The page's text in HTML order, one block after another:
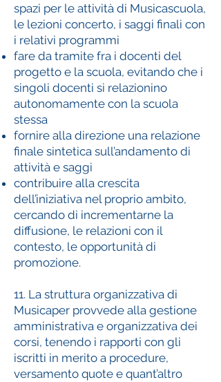
spazi per le attività di Musicascuola,
le lezioni concerto, i saggi finali con
i relativi programmi
fare da tramite fra i docenti del
progetto e la scuola, evitando che i
singoli docenti si relazionino
autonomamente con la scuola
stessa
fornire alla direzione una relazione
finale sintetica sull’andamento di
attività e saggi
contribuire alla crescita
dell’iniziativa nel proprio ambito,
cercando di incrementarne la
diffusione, le relazioni con il
contesto, le opportunità di
promozione.
11. La struttura organizzativa di
Musicaper provvede alla gestione
amministrativa e organizzativa dei
corsi, tenendo i rapporti con gli
iscritti in merito a procedure,
versamento quote e quant’altro